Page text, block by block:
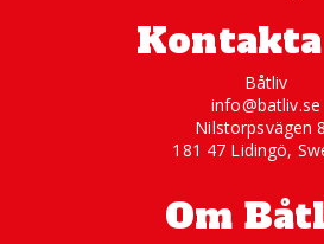
Kontakta
Båtliv
info@batliv.se
Nilstorpsvägen
181 47 Lidingö,
Om